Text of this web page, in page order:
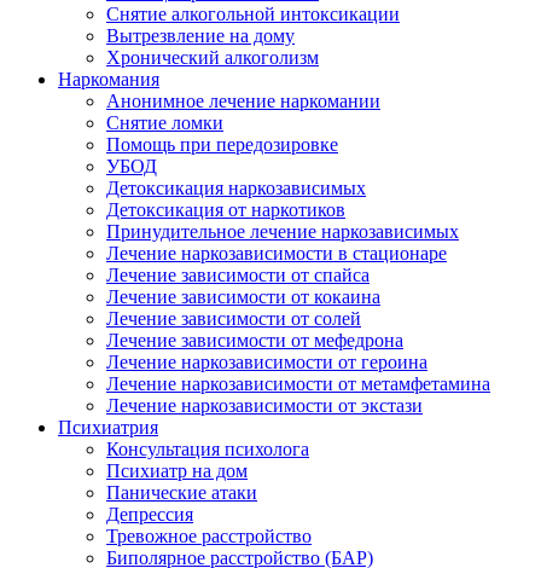
Снятие алкогольной интоксикации
Вытрезвление на дому
Хронический алкоголизм
Наркомания
Анонимное лечение наркомании
Снятие ломки
Помощь при передозировке
УБОД
Детоксикация наркозависимых
Детоксикация от наркотиков
Принудительное лечение наркозависимых
Лечение наркозависимости в стационаре
Лечение зависимости от спайса
Лечение зависимости от кокаина
Лечение зависимости от солей
Лечение зависимости от мефедрона
Лечение наркозависимости от героина
Лечение наркозависимости от метамфетамина
Лечение наркозависимости от экстази
Психиатрия
Консультация психолога
Психиатр на дом
Панические атаки
Депрессия
Тревожное расстройство
Биполярное расстройство (БАР)